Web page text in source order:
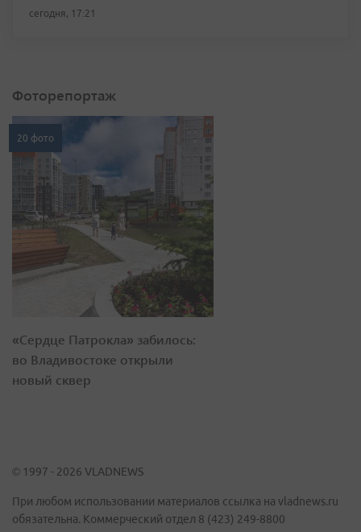
сегодня, 17:21
Фоторепортаж
20 фото
«Сердце Патрокла» забилось:
во Владивостоке открыли
новый сквер
© 1997 - 2026 VLADNEWS
При любом использовании материалов ссылка на vladnews.ru
обязательна. Коммерческий отдел 8 (423) 249-8800